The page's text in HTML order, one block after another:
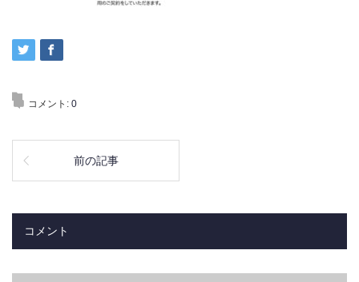
コメント: 0
前の記事
コメント